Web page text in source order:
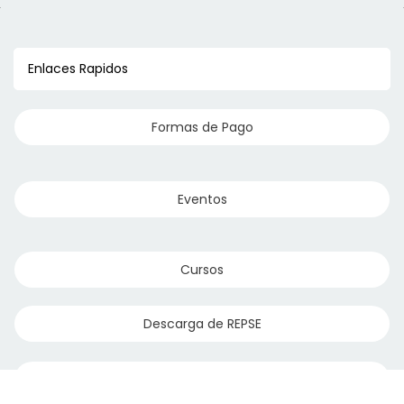
Enlaces Rapidos
Formas de Pago
Eventos
Cursos
Descarga de REPSE